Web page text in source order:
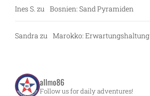
Ines S. zu Bosnien: Sand Pyramiden
Sandra zu Marokko: Erwartungshaltung
allmo86
Follow us for daily adventures!